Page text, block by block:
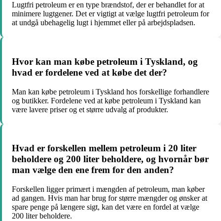
Lugtfri petroleum er en type brændstof, der er behandlet for at
minimere lugtgener. Det er vigtigt at vælge lugtfri petroleum for
at undgå ubehagelig lugt i hjemmet eller på arbejdspladsen.
Hvor kan man købe petroleum i Tyskland, og
hvad er fordelene ved at købe det der?
Man kan købe petroleum i Tyskland hos forskellige forhandlere
og butikker. Fordelene ved at købe petroleum i Tyskland kan
være lavere priser og et større udvalg af produkter.
Hvad er forskellen mellem petroleum i 20 liter
beholdere og 200 liter beholdere, og hvornår bør
man vælge den ene frem for den anden?
Forskellen ligger primært i mængden af petroleum, man køber
ad gangen. Hvis man har brug for større mængder og ønsker at
spare penge på længere sigt, kan det være en fordel at vælge
200 liter beholdere.